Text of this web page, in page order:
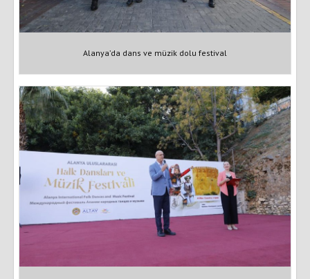
Alanya’da dans ve müzik dolu festival